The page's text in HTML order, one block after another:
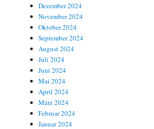
Dezember 2024
November 2024
Oktober 2024
September 2024
August 2024
Juli 2024
Juni 2024
Mai 2024
April 2024
März 2024
Februar 2024
Januar 2024